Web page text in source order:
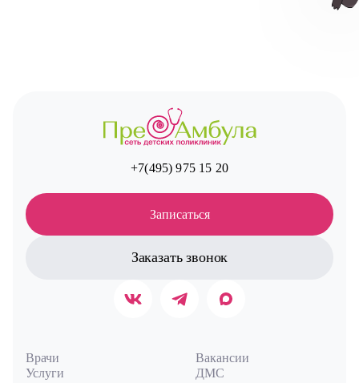
+7(495) 975 15 20
Записаться
Заказать звонок
Врачи
Услуги
Вакансии
ДМС